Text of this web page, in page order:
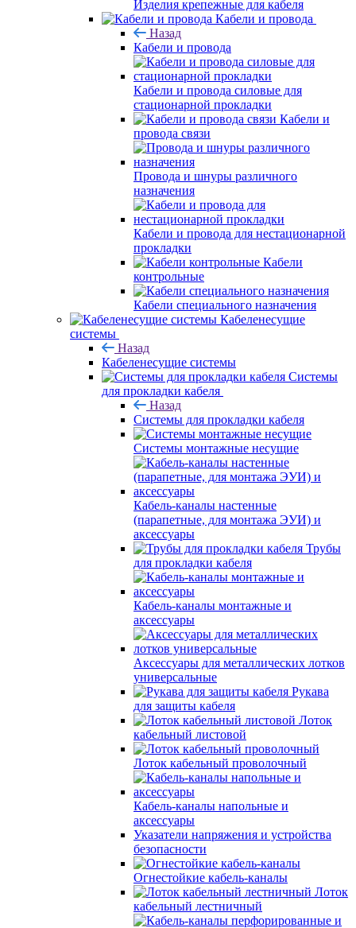
Изделия крепежные для кабеля
Кабели и провода
Назад
Кабели и провода
Кабели и провода силовые для
стационарной прокладки
Кабели и
провода связи
Провода и шнуры различного
назначения
Кабели и провода для нестационарной
прокладки
Кабели
контрольные
Кабели специального назначения
Кабеленесущие
системы
Назад
Кабеленесущие системы
Системы
для прокладки кабеля
Назад
Системы для прокладки кабеля
Системы монтажные несущие
Кабель-каналы настенные
(парапетные, для монтажа ЭУИ) и
аксессуары
Трубы
для прокладки кабеля
Кабель-каналы монтажные и
аксессуары
Аксессуары для металлических лотков
универсальные
Рукава
для защиты кабеля
Лоток
кабельный листовой
Лоток кабельный проволочный
Кабель-каналы напольные и
аксессуары
Указатели напряжения и устройства
безопасности
Огнестойкие кабель-каналы
Лоток
кабельный лестничный